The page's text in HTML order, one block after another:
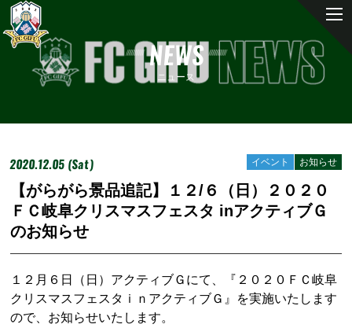
NEWS
ニュース
2020.12.05 (Sat) お知らせ
イベント
【がらがら景品追記】１２/６（日）２０２０
ＦＣ岐阜クリスマスフェスタ inアクティブＧ
のお知らせ
１２月６日（日）アクティブＧにて、『２０２０ＦＣ岐阜
クリスマスフェスタｉｎアクティブＧ』を実施いたします
ので、お知らせいたします。